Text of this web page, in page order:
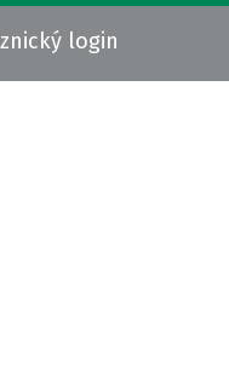
login